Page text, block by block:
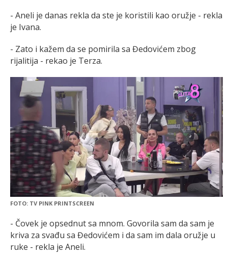
- Aneli je danas rekla da ste je koristili kao oružje - rekla
je Ivana.
- Zato i kažem da se pomirila sa Đedovićem zbog
rijalitija - rekao je Terza.
FOTO: TV PINK PRINTSCREEN
- Čovek je opsednut sa mnom. Govorila sam da sam je
kriva za svađu sa Đedovićem i da sam im dala oružje u
ruke - rekla je Aneli.